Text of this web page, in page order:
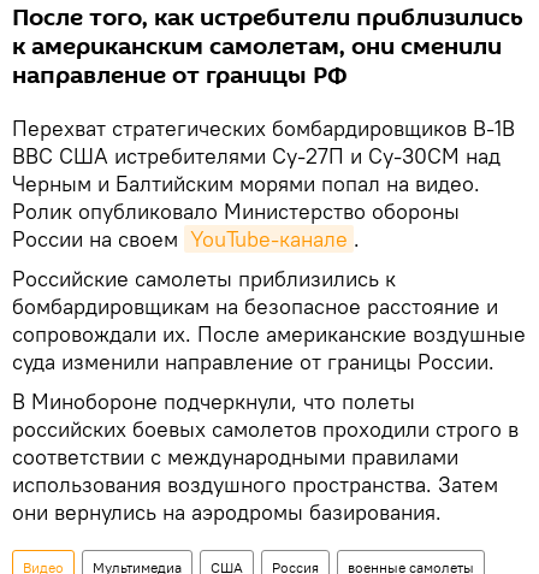
После того, как истребители приблизились
к американским самолетам, они сменили
направление от границы РФ
Перехват стратегических бомбардировщиков В-1В
ВВС США истребителями Су-27П и Су-30СМ над
Черным и Балтийским морями попал на видео.
Ролик опубликовало Министерство обороны
России на своем YouTube-канале .
Российские самолеты приблизились к
бомбардировщикам на безопасное расстояние и
сопровождали их. После американские воздушные
суда изменили направление от границы России.
В Минобороне подчеркнули, что полеты
российских боевых самолетов проходили строго в
соответствии с международными правилами
использования воздушного пространства. Затем
они вернулись на аэродромы базирования.
Видео Мультимедиа США Россия военные самолеты